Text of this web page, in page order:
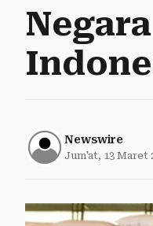
Newswire
Jum'at, 13 Maret